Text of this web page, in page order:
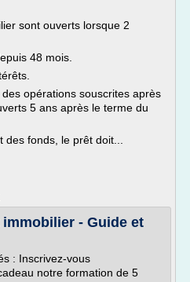
sont ouverts lorsque 2
48 mois.
opérations souscrites après
5 ans après le terme du
fonds, le prêt doit...
- Guide et
: Inscrivez-vous
notre formation de 5